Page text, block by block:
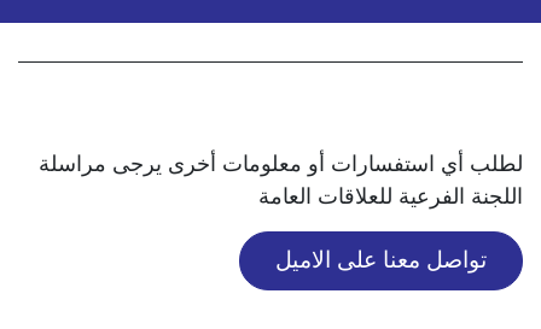
لطلب أي استفسارات أو معلومات أخرى يرجى مراسلة
اللجنة الفرعية للعلاقات العامة
تواصل معنا على الاميل